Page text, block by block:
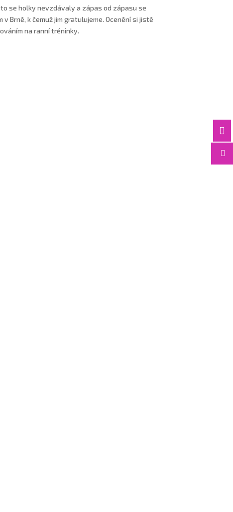


se holky nevzdávaly a zápas od zápasu se
Brně, k čemuž jim gratulujeme. Ocenění si jistě
na ranní tréninky.